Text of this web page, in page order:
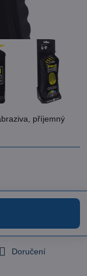
příjemný
Doručení